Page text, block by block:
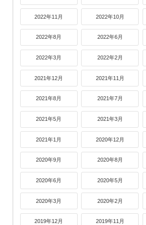
2022年11月 2022年10月
2022年8月 2022年6月
2022年3月 2022年2月
2021年12月 2021年11月
2021年8月 2021年7月
2021年5月 2021年3月
2021年1月 2020年12月
2020年9月 2020年8月
2020年6月 2020年5月
2020年3月 2020年2月
2019年12月 2019年11月